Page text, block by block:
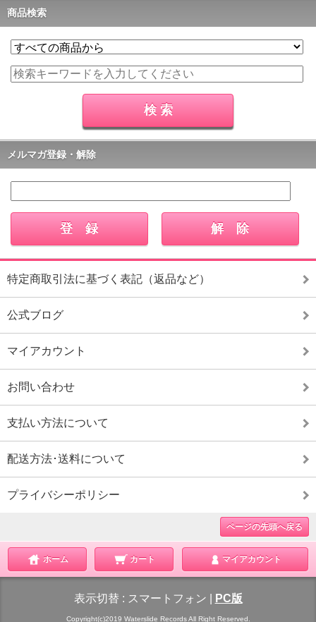
商品検索
メルマガ登録・解除
特定商取引法に基づく表記（返品など）
公式ブログ
マイアカウント
お問い合わせ
支払い方法について
配送方法･送料について
プライバシーポリシー
ページの先頭へ戻る
ホーム カート マイアカウント
表示切替 : スマートフォン PC版
Copyright(c)2019 Waterslide Records All Right Reserved.